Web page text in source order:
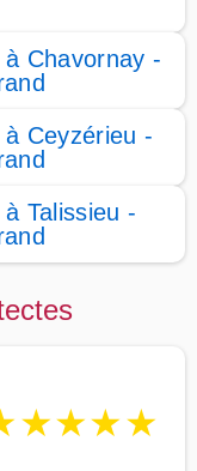
Chavornay -
Ceyzérieu -
Talissieu -
★★★★